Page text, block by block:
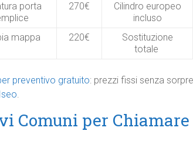
porta
270€
Cilindro europeo
incluso
mappa
220€
Sostituzione
totale
preventivo gratuito: prezzi fissi senza
Iseo.
Comuni per Chiamare